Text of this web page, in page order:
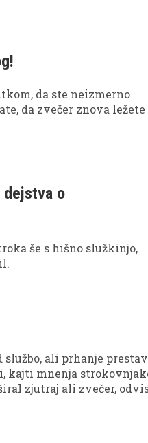
da ste neizmerno
da zvečer znova ležete
dejstva o
še s hišno služkinjo,
službo, ali prhanje
kajti mnenja
zjutraj ali zvečer,